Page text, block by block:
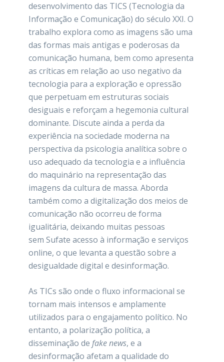
desenvolvimento das TICS (Tecnologia da
Informação e Comunicação) do século XXI. O
trabalho explora como as imagens são uma
das formas mais antigas e poderosas da
comunicação humana, bem como apresenta
as críticas em relação ao uso negativo da
tecnologia para a exploração e opressão
que perpetuam em estruturas sociais
desiguais e reforçam a hegemonia cultural
dominante. Discute ainda a perda da
experiência na sociedade moderna na
perspectiva da psicologia analítica sobre o
uso adequado da tecnologia e a influência
do maquinário na representação das
imagens da cultura de massa. Aborda
também como a digitalização dos meios de
comunicação não ocorreu de forma
igualitária, deixando muitas pessoas
sem Sufate acesso à informação e serviços
online, o que levanta a questão sobre a
desigualdade digital e desinformação.
As TICs são onde o fluxo informacional se
tornam mais intensos e amplamente
utilizados para o engajamento político. No
entanto, a polarização política, a
disseminação defake news, e a
desinformação afetam a qualidade do